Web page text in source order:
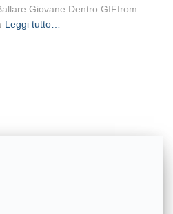
Giovane Dentro GIFfrom
Leggi tutto…